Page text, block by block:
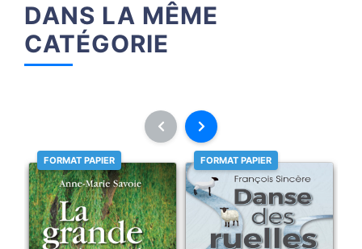
DANS LA MÊME
CATÉGORIE
FORMAT PAPIER FORMAT PAPIER